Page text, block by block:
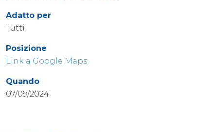
Adatto per
Tutti
Posizione
Link a Google Maps
Quando
07/09/2024